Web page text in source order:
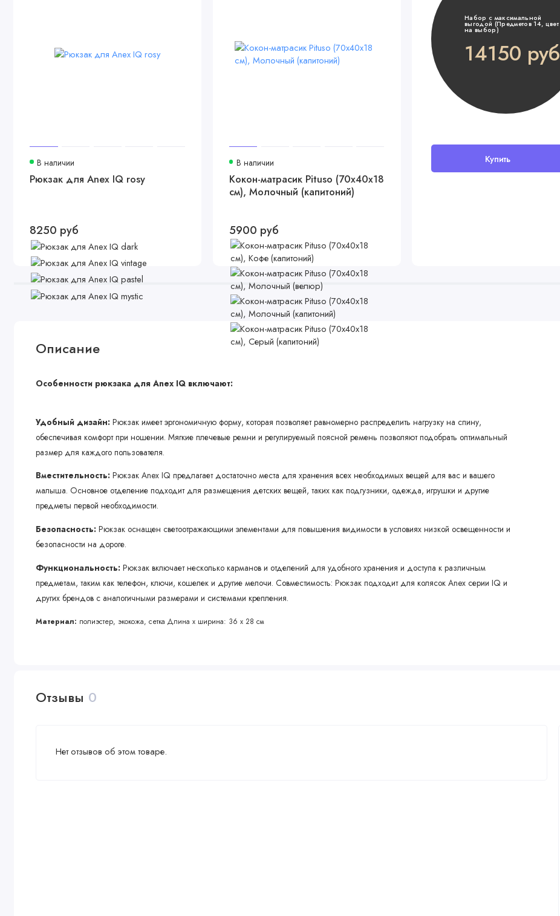
В наличии
Рюкзак для Anex IQ rosy
8250 руб
В наличии
Кокон-матрасик Pituso (70x40x18
см), Молочный (капитоний)
5900 руб
Набор с максимальной
выгодой (Предметов 14, цвет
на выбор)
14150 руб
Купить
Описание
Особенности рюкзака для Anex IQ включают:
Удобный дизайн:Рюкзак имеет эргономичную форму, которая позволяет равномерно распределить нагрузку на спину,
обеспечивая комфорт при ношении. Мягкие плечевые ремни и регулируемый поясной ремень позволяют подобрать оптимальный
размер для каждого пользователя.
Вместительность: Рюкзак Anex IQ предлагает достаточно места для хранения всех необходимых вещей для вас и вашего
малыша. Основное отделение подходит для размещения детских вещей, таких как подгузники, одежда, игрушки и другие
предметы первой необходимости.
Безопасность:Рюкзак оснащен светоотражающими элементами для повышения видимости в условиях низкой освещенности и
безопасности на дороге.
Функциональность: Рюкзак включает несколько карманов и отделений для удобного хранения и доступа к различным
предметам, таким как телефон, ключи, кошелек и другие мелочи. Совместимость: Рюкзак подходит для колясок Anex серии IQ и
других брендов с аналогичными размерами и системами крепления.
Материал: полиэстер, экокожа, сетка Длина х ширина: 36 х 28 см
Отзывы 0
Нет отзывов об этом товаре.